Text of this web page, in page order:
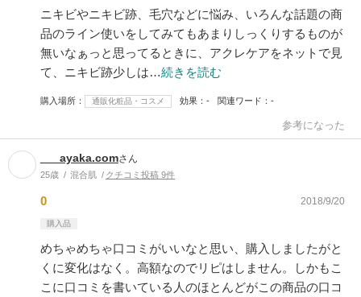
ニキビやニキビ跡、毛穴などに悩み、いろんな話題の商
品のライン使いをしてみてもあまりしっくりするものが
無いなぁっと思ってるときに、アクレケアをネットで見
て、ニキビ跡少しは…続きを読む
購入場所 通販化粧品・コスメ 効果 - 関連ワード -
参考になった
___ayaka.comさん
25歳 混合肌 クチコミ投稿 9件
0 2018/9/20
購入品
めちゃめちゃ口コミがいいなと思い、購入しましたがと
くに変化はなく。高額なのでリピはしません。しかもこ
こに口コミを書いている人のほとんどがこの商品の口コ